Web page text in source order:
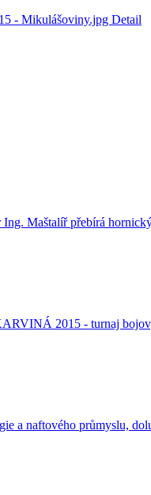
- Mikulášoviny.jpg Detail
Ing. Maštalíř přebírá
2015 - turnaj
a naftového průmyslu,